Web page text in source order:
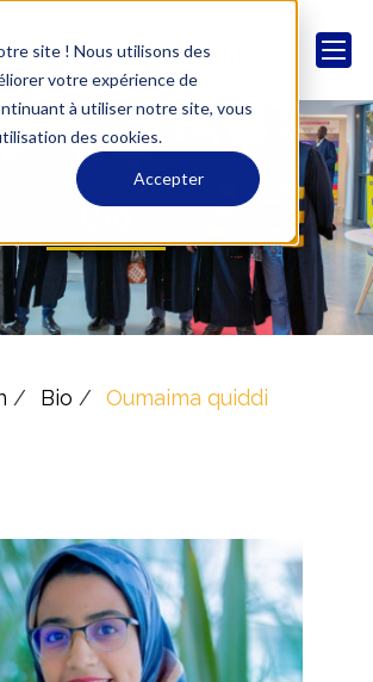
site ! Nous utilisons des
votre expérience de
à utiliser notre site, vous
des cookies.
Accepter
Bio
/ Bio / Oumaima quiddi